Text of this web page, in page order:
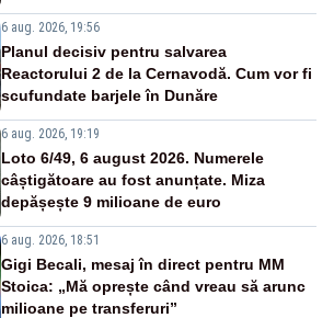
6 aug. 2026, 19:56
Planul decisiv pentru salvarea
Reactorului 2 de la Cernavodă. Cum vor fi
scufundate barjele în Dunăre
6 aug. 2026, 19:19
Loto 6/49, 6 august 2026. Numerele
câștigătoare au fost anunțate. Miza
depășește 9 milioane de euro
6 aug. 2026, 18:51
Gigi Becali, mesaj în direct pentru MM
Stoica: „Mă oprește când vreau să arunc
milioane pe transferuri”